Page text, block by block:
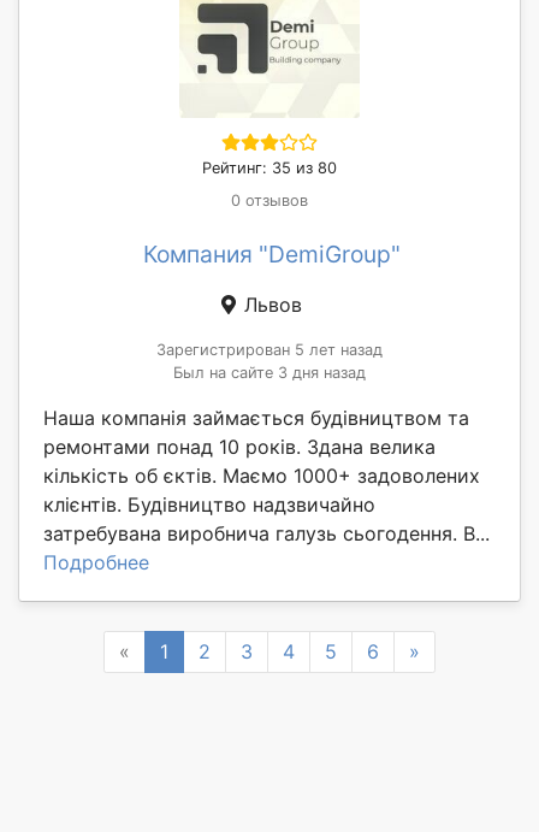
Рейтинг: 35 из 80
0 отзывов
Компания "DemiGroup"
Львов
Зарегистрирован 5 лет назад
Был на сайте 3 дня назад
Наша компанія займається будівництвом та
ремонтами понад 10 років. Здана велика
кількість об єктів. Маємо 1000+ задоволених
клієнтів. Будівництво надзвичайно
затребувана виробнича галузь сьогодення. В...
Подробнее
« Previous
1 2 3 4 5 6 »